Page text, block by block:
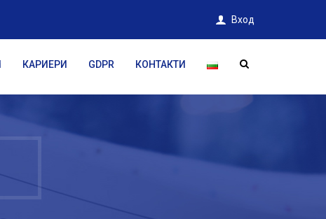
Вход
КАРИЕРИ GDPR КОНТАКТИ